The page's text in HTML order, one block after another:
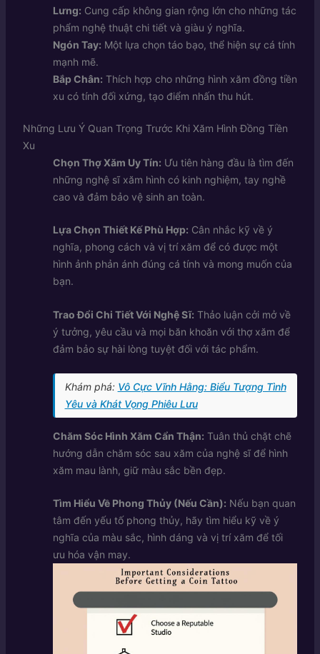
Lưng: Cung cấp không gian rộng lớn cho những tác
phẩm nghệ thuật chi tiết và giàu ý nghĩa.
Ngón Tay: Một lựa chọn táo bạo, thể hiện sự cá tính
mạnh mẽ.
Bắp Chân: Thích hợp cho những hình xăm đồng tiền
xu có tính đối xứng, tạo điểm nhấn thu hút.
Những Lưu Ý Quan Trọng Trước Khi Xăm Hình Đồng Tiền
Xu
Chọn Thợ Xăm Uy Tín: Ưu tiên hàng đầu là tìm đến
những nghệ sĩ xăm hình có kinh nghiệm, tay nghề
cao và đảm bảo vệ sinh an toàn.
Lựa Chọn Thiết Kế Phù Hợp: Cân nhắc kỹ về ý
nghĩa, phong cách và vị trí xăm để có được một
hình ảnh phản ánh đúng cá tính và mong muốn của
bạn.
Trao Đổi Chi Tiết Với Nghệ Sĩ: Thảo luận cởi mở về
ý tưởng, yêu cầu và mọi băn khoăn với thợ xăm để
đảm bảo sự hài lòng tuyệt đối với tác phẩm.
Khám phá: Vô Cực Vĩnh Hằng: Biểu Tượng Tình
Yêu và Khát Vọng Phiêu Lưu
Chăm Sóc Hình Xăm Cẩn Thận: Tuân thủ chặt chẽ
hướng dẫn chăm sóc sau xăm của nghệ sĩ để hình
xăm mau lành, giữ màu sắc bền đẹp.
Tìm Hiểu Về Phong Thủy (Nếu Cần): Nếu bạn quan
tâm đến yếu tố phong thủy, hãy tìm hiểu kỹ về ý
nghĩa của màu sắc, hình dáng và vị trí xăm để tối
ưu hóa vận may.